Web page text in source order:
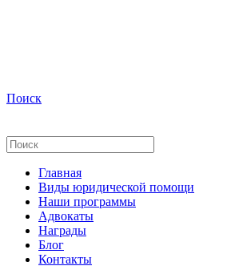
Поиск
Главная
Виды юридической помощи
Наши программы
Адвокаты
Награды
Блог
Контакты